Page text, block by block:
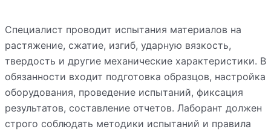
Специалист проводит испытания материалов на
растяжение, сжатие, изгиб, ударную вязкость,
твердость и другие механические характеристики. В
обязанности входит подготовка образцов, настройка
оборудования, проведение испытаний, фиксация
результатов, составление отчетов. Лаборант должен
строго соблюдать методики испытаний и правила